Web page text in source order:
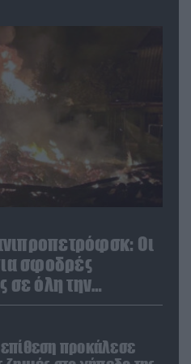
Οι
σφοδρές
σε όλη την
προκάλεσε